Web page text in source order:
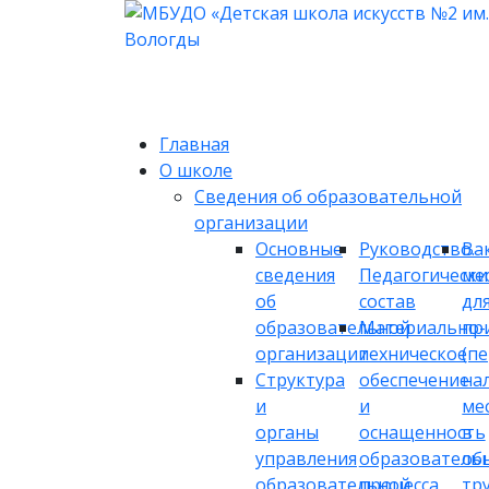
Главная
О школе
Сведения об образовательной
организации
Основные
сведения
об
образовательной
организации
Структура
и
органы
управления
Руководство.
состав
Материально-
техническое
обеспечение
и
оснащенность
для
в